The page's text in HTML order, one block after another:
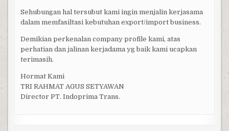
Sehubungan hal tersubut kami ingin menjalin kerjasama
dalam memfasiltasi kebutuhan export/import business.
Demikian perkenalan company profile kami, atas
perhatian dan jalinan kerjadama yg baik kami ucapkan
terimasih.
Hormat Kami
TRI RAHMAT AGUS SETYAWAN
Director PT. Indoprima Trans.